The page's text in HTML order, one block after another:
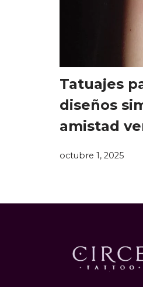
Tatuajes
diseños
amistad
octubre 1, 2025